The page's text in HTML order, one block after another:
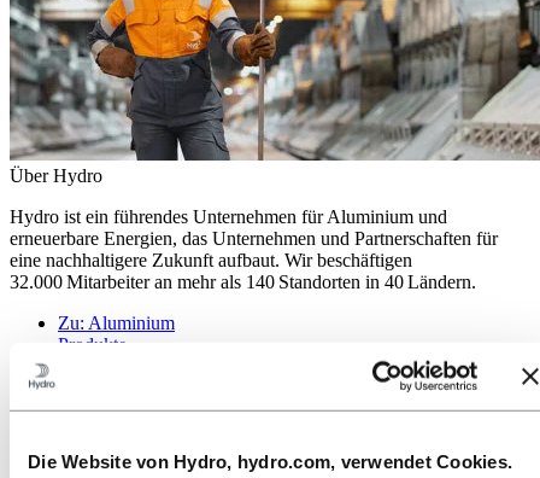
Die Website von Hydro, hydro.com, verwendet Cookies.
Über Hydro
Hydro ist ein führendes Unternehmen für Aluminium und
erneuerbare Energien, das Unternehmen und Partnerschaften für
eine nachhaltigere Zukunft aufbaut. Wir beschäftigen
32.000 Mitarbeiter an mehr als 140 Standorten in 40 Ländern.
Zu: Aluminium
Produkte
Innovationen, Forschung und Entwicklung
Zu:Energy